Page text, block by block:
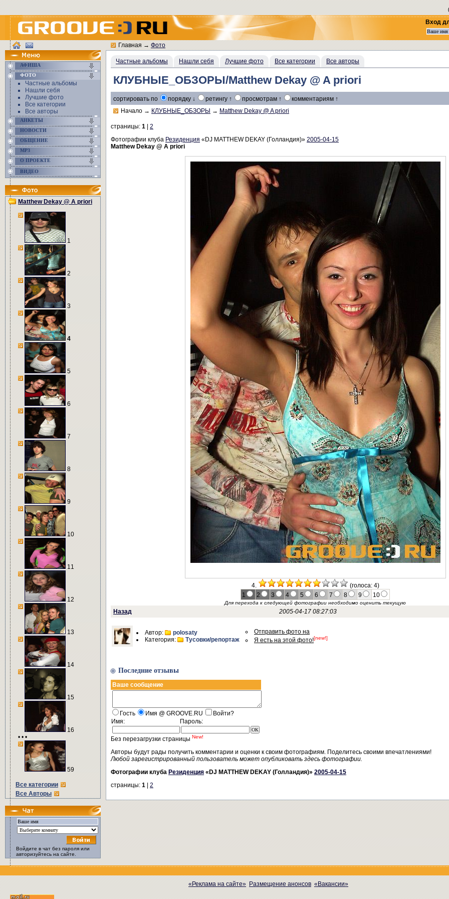
Вход
АФИША
ФОТО
Частные альбомы
Нашли себя
Лучшие фото
Все категории
Все авторы
АНКЕТЫ
НОВОСТИ
ОБЩЕНИЕ
MP3
О ПРОЕКТЕ
ВИДЕО
Matthew Dekay @ A priori
1
2
3
4
5
6
7
8
9
10
11
12
13
14
15
16
• • •
59
Все категории
Все Авторы
Войдите в чат без пароля или
авторизуйтесь на сайте.
Главная→Фото
Частные альбомы Нашли себя Лучшие фото Все категории Все авторы
КЛУБНЫЕ_ОБЗОРЫ/Matthew Dekay @ A priori
сортировать по порядку ↓ ретингу ↑ просмотрам ↑ комментариям ↑
Начало → КЛУБНЫЕ_ОБЗОРЫ → Matthew Dekay @ A priori
страницы: 1
2
Фотографии клуба Резиденция «DJ MATTHEW DEKAY (Голландия)» 2005-04-15
Matthew Dekay @ A priori
4.
(голоса: 4)
1
2 3 4 5 6 7 8 9 10
Для перехода к следующей фотографии необходимо оценить текущую
Назад 2005-04-17 08:27:03
Автор:
polosaty
Категория:
Тусовки/репортаж
Отправить фото на
Я есть на этой фото![new!]
Последние отзывы
Ваше сообщение
Гость Имя @ GROOVE.RU
Войти?
Имя:
Пароль:
Без перезагрузки страницы New!
Авторы будут рады получить комментарии и оценки к своим фотографиям. Поделитесь своими впечатлениями!
Любой зарегистрированный пользователь может опубликовать здесь фотографии.
Фотографии клуба Резиденция «DJ MATTHEW DEKAY (Голландия)» 2005-04-15
страницы: 1 2
«Реклама на сайте» Размещение анонсов «Вакансии»